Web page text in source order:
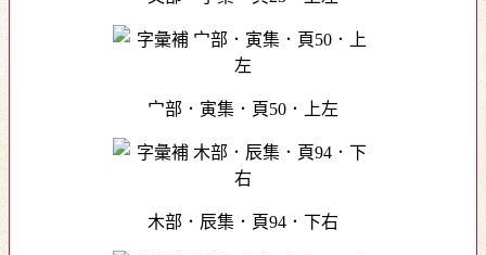
宀部．寅集．頁50．上左
木部．辰集．頁94．下右